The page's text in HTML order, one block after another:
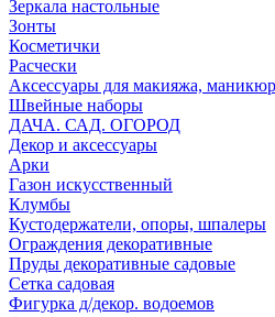
Зеркала настольные
Зонты
Косметички
Расчески
Аксессуары для макияжа,
Швейные наборы
ДАЧА. САД. ОГОРОД
Декор и аксессуары
Арки
Газон искусственный
Клумбы
Кустодержатели, опоры, шпалеры
Ограждения декоративные
Пруды декоративные садовые
Сетка садовая
Фигурка д/декор. водоемов